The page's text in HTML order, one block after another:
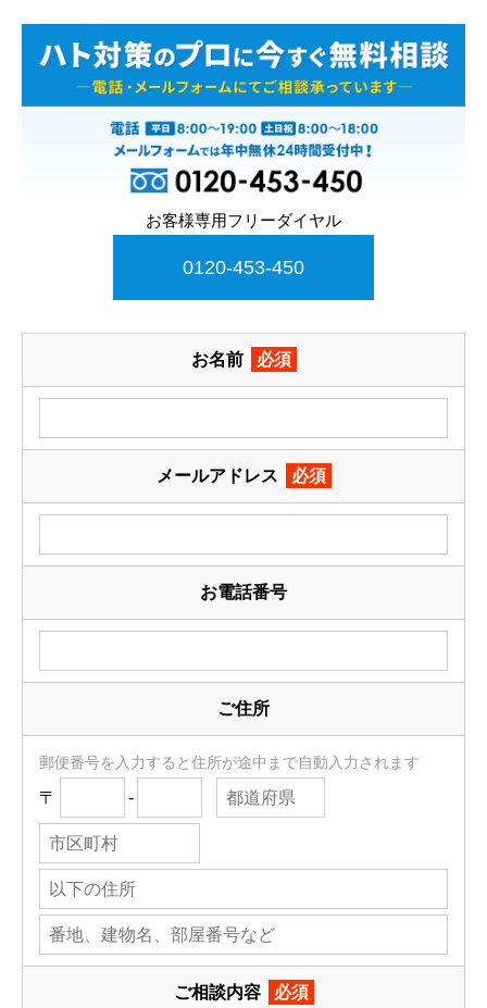
お客様専用フリーダイヤル
0120-453-450
お名前 必須
メールアドレス 必須
お電話番号
ご住所
郵便番号を入力すると住所が途中まで自動入力されます
〒 -
ご相談内容 必須